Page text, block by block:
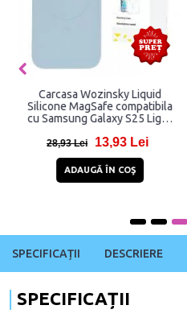
Carcasa Wozinsky Liquid
Silicone MagSafe compatibila
cu Samsung Galaxy S25 Light
28,93 Lei 13,93 Lei
ADAUGĂ ÎN COŞ
SPECIFICAȚII DESCRIERE
SPECIFICAȚII